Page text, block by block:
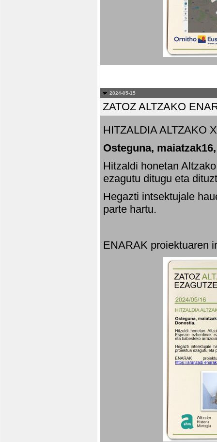
2024-05-15
ZATOZ ALTZAKO
HITZALDIA ALTZAKO
Osteguna,
Hitzaldi honetan
ezagutu ditugu eta
Hegazti intsektujale
parte hartu.
ENARAK proiektuaren